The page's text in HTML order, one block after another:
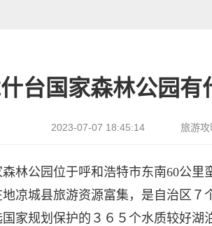
台国家森林公园有
2023-07-07 18:45:14 旅游攻
林公园位于呼和浩特市东南60公
凉城县旅游资源富集，是自治区
家规划保护的３６５个水质较好